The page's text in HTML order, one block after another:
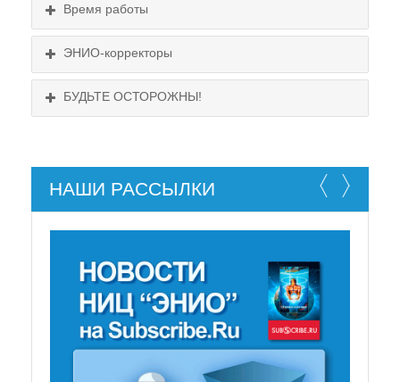
Выходные:
Время работы
ЭНИО-корректоры
БУДЬТЕ ОСТОРОЖНЫ!
НАШИ РАССЫЛКИ